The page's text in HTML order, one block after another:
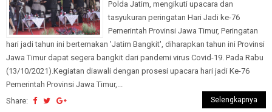
Polda Jatim, mengikuti upacara dan
tasyukuran peringatan Hari Jadi ke-76
Pemerintah Provinsi Jawa Timur, Peringatan
hari jadi tahun ini bertemakan 'Jatim Bangkit', diharapkan tahun ini Provinsi
Jawa Timur dapat segera bangkit dari pandemi virus Covid-19. Pada Rabu
(13/10/2021).Kegiatan diawali dengan prosesi upacara hari jadi Ke-76
Pemerintah Provinsi Jawa Timur,...
Share:
Selengkapnya